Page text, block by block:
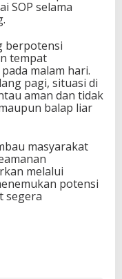
SOP selama
berpotensi
tempat
malam hari.
pagi, situasi di
aman dan tidak
balap liar
masyarakat
melalui
potensi
segera